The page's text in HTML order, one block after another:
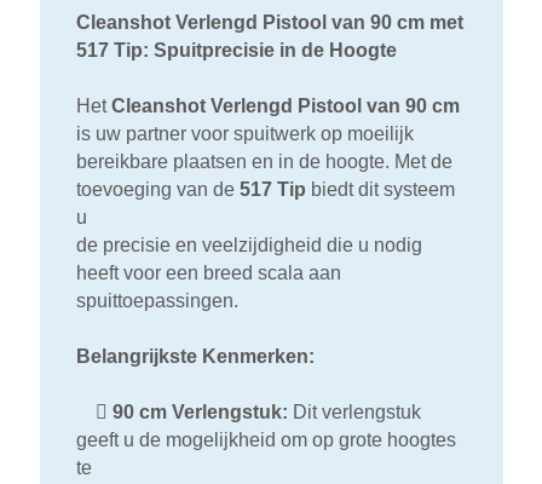
Cleanshot Verlengd Pistool van 90 cm met
517 Tip: Spuitprecisie in de Hoogte
HetCleanshot Verlengd Pistool van 90 cm
is uw partner voor spuitwerk op moeilijk
bereikbare plaatsen en in de hoogte. Met de
toevoeging van de 517 Tip biedt dit systeem
u
de precisie en veelzijdigheid die u nodig
heeft voor een breed scala aan
spuittoepassingen.
Belangrijkste Kenmerken:
 90 cm Verlengstuk: Dit verlengstuk
geeft u de mogelijkheid om op grote hoogtes
te